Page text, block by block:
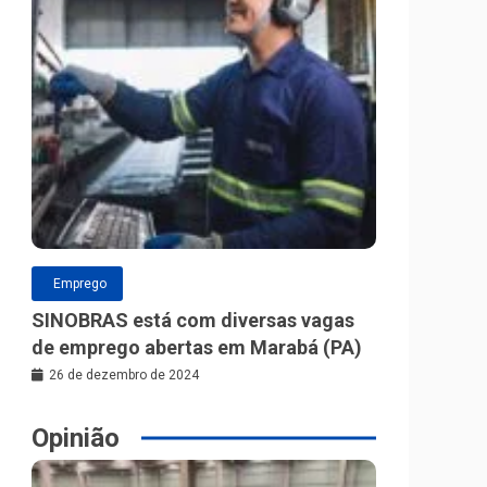
Emprego
SINOBRAS está com diversas vagas
de emprego abertas em Marabá (PA)
26 de dezembro de 2024
Opinião